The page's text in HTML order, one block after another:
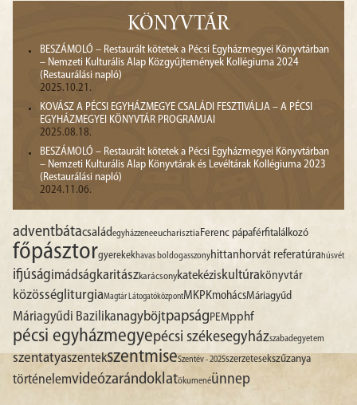
KÖNYVTÁR
BESZÁMOLÓ – Restaurált kötetek a Pécsi Egyházmegyei Könyvtárban
– Nemzeti Kulturális Alap Közgyűjtemények Kollégiuma 2024
(Restaurálási napló)
2025.10.21.
KOVÁSZ A PÉCSI EGYHÁZMEGYE CSALÁDI FESZTIVÁLJA – A PÉCSI
EGYHÁZMEGYEI KÖNYVTÁR PROGRAMJAI
2025.08.18.
BESZÁMOLÓ – Restaurált kötetek a Pécsi Egyházmegyei Könyvtárban
– Nemzeti Kulturális Alap Könyvtárak és Levéltárak Kollégiuma 2023
(Restaurálási napló)
2024.11.06.
adventbátacsaládegyházzeneeucharisztia Ferenc pápaférfitalálkozó
főpásztorgyerekekhavas boldogasszonyhittanhorvát referatúrahúsvét
ifjúságimádságkaritászkarácsonykatekéziskultúra könyvtár
közösség liturgiaMagtár LátogatóközpontMKPKmohácsMáriagyűd
Máriagyűdi Bazilikanagyböjtpapság PEMpphf
pécsi egyházmegyepécsi székesegyházszabadegyetem
szentatyaszentekszentmiseSzentév - 2025szerzetesekszűzanya
történelemvideózarándoklatökumenéünnep